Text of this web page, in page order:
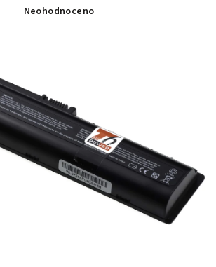
Průměrné
Neohodnoceno